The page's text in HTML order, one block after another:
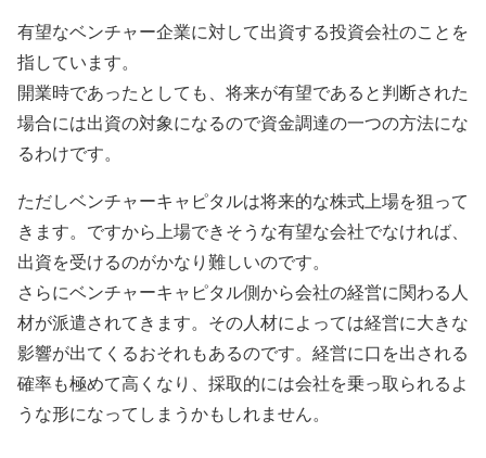
有望なベンチャー企業に対して出資する投資会社のことを
指しています。
開業時であったとしても、将来が有望であると判断された
場合には出資の対象になるので資金調達の一つの方法にな
るわけです。
ただしベンチャーキャピタルは将来的な株式上場を狙って
きます。ですから上場できそうな有望な会社でなければ、
出資を受けるのがかなり難しいのです。
さらにベンチャーキャピタル側から会社の経営に関わる人
材が派遣されてきます。その人材によっては経営に大きな
影響が出てくるおそれもあるのです。経営に口を出される
確率も極めて高くなり、採取的には会社を乗っ取られるよ
うな形になってしまうかもしれません。